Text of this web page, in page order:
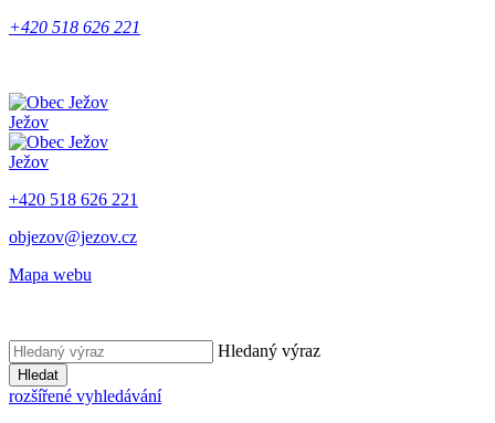
+420 518 626 221
Ježov
Ježov
+420 518 626 221
objezov@jezov.cz
Mapa webu
Hledaný výraz
Hledat
rozšířené vyhledávání